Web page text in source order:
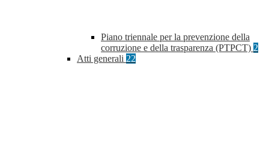
Piano triennale per la prevenzione della
corruzione e della trasparenza (PTPCT) 2
Atti generali 22